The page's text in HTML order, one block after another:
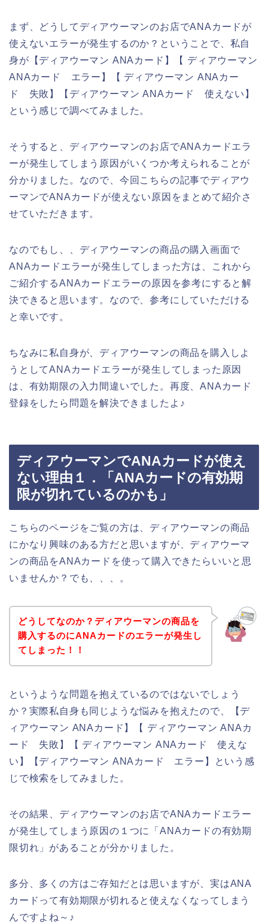
まず、どうしてディアウーマンのお店でANAカードが
使えないエラーが発生するのか？ということで、私自
身が【ディアウーマン ANAカード】【 ディアウーマン
ANAカード エラー】【 ディアウーマン ANAカー
ド 失敗】【ディアウーマン ANAカード 使えない】
という感じで調べてみました。
そうすると、ディアウーマンのお店でANAカードエラ
ーが発生してしまう原因がいくつか考えられることが
分かりました。なので、今回こちらの記事でディアウ
ーマンでANAカードが使えない原因をまとめて紹介さ
せていただきます。
なのでもし、、ディアウーマンの商品の購入画面で
ANAカードエラーが発生してしまった方は、これから
ご紹介するANAカードエラーの原因を参考にすると解
決できると思います。なので、参考にしていただける
と幸いです。
ちなみに私自身が、ディアウーマンの商品を購入しよ
うとしてANAカードエラーが発生してしまった原因
は、有効期限の入力間違いでした。再度、ANAカード
登録をしたら問題を解決できましたよ♪
ディアウーマンでANAカードが使え
ない理由１．「ANAカードの有効期
限が切れているのかも」
こちらのページをご覧の方は、ディアウーマンの商品
にかなり興味のある方だと思いますが、ディアウーマ
ンの商品をANAカードを使って購入できたらいいと思
いませんか？でも、、、。
どうしてなのか？ディアウーマンの商品を
購入するのにANAカードのエラーが発生し
てしまった！！
というような問題を抱えているのではないでしょう
か？実際私自身も同じような悩みを抱えたので、【デ
ィアウーマン ANAカード】【 ディアウーマン ANAカ
ード 失敗】【 ディアウーマン ANAカード 使えな
い】【ディアウーマン ANAカード エラー】という感
じで検索をしてみました。
その結果、ディアウーマンのお店でANAカードエラー
が発生してしまう原因の１つに「ANAカードの有効期
限切れ」があることが分かりました。
多分、多くの方はご存知だとは思いますが、実はANA
カードって有効期限が切れると使えなくなってしまう
んですよね～♪